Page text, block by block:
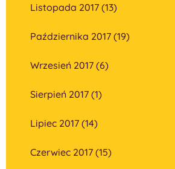
Listopada 2017 (13)
Października 2017 (19)
Wrzesień 2017 (6)
Sierpień 2017 (1)
Lipiec 2017 (14)
Czerwiec 2017 (15)